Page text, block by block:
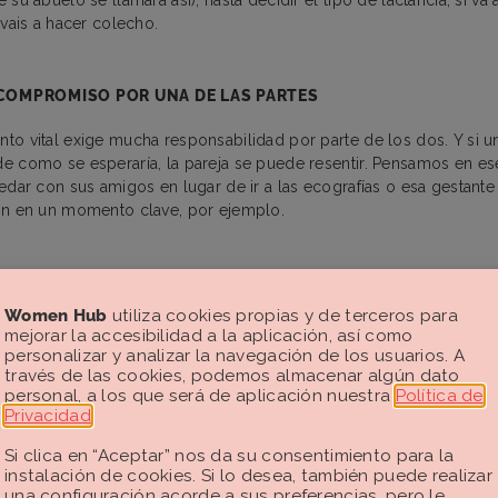
a hacer colecho.
POR UNA DE LAS PARTES
vital exige mucha responsabilidad por parte de los dos. Y si
como se esperaría, la pareja se puede resentir. Pensamos en
con sus amigos en lugar de ir a las ecografías o esa
en un momento clave, por ejemplo.
de las hormonas puede generar también momentos de
de respirar y tomar conciencia de lo que nos está pasando
en una discusión será esencial.
una ruptura estando
Women Hub utiliza cookies propias y de terceros para
mejorar la accesibilidad a la aplicación, así como
personalizar y analizar la navegación de los usuarios. A
través de las cookies, podemos almacenar algún dato
personal, a los que será de aplicación nuestra Política de
Privacidad.
Si clica en “Aceptar” nos da su consentimiento para la
instalación de cookies. Si lo desea, también puede realizar